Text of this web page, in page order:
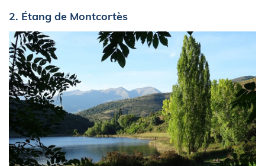
2. Étang de Montcortès